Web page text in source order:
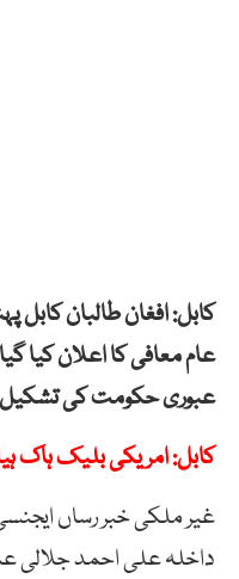
کابل: افغان طالبان
عام معافی کا اعلان کیا
عبوری حکومت کی تشکیل
کابل: امریکی بلیک ہاک
غیر ملکی خبر رساں
داخلہ علی احمد جلالی